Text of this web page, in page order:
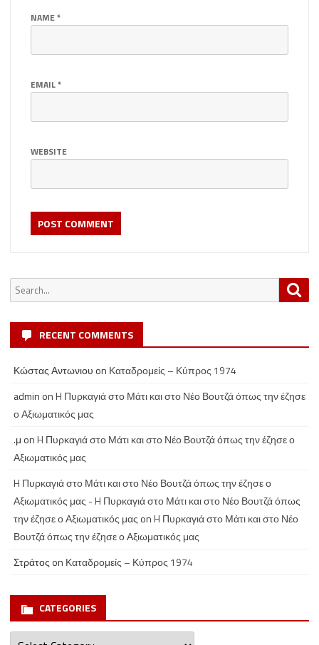
NAME*
EMAIL*
WEBSITE
Search
for:
RECENT COMMENTS
Κώστας Αντωνιου on Καταδρομείς – Κύπρος 1974
admin onH Πυρκαγιά στο Μάτι και στο Νέο Βουτζά όπως την έζησε
ο Αξιωματικός μας
.μ onH Πυρκαγιά στο Μάτι και στο Νέο Βουτζά όπως την έζησε ο
Αξιωματικός μας
H Πυρκαγιά στο Μάτι και στο Νέο Βουτζά όπως την έζησε ο
Αξιωματικός μας - H Πυρκαγιά στο Μάτι και στο Νέο Βουτζά όπως
την έζησε ο Αξιωματικός μας onH Πυρκαγιά στο Μάτι και στο Νέο
Βουτζά όπως την έζησε ο Αξιωματικός μας
Στράτος on Καταδρομείς – Κύπρος 1974
CATEGORIES
Categories